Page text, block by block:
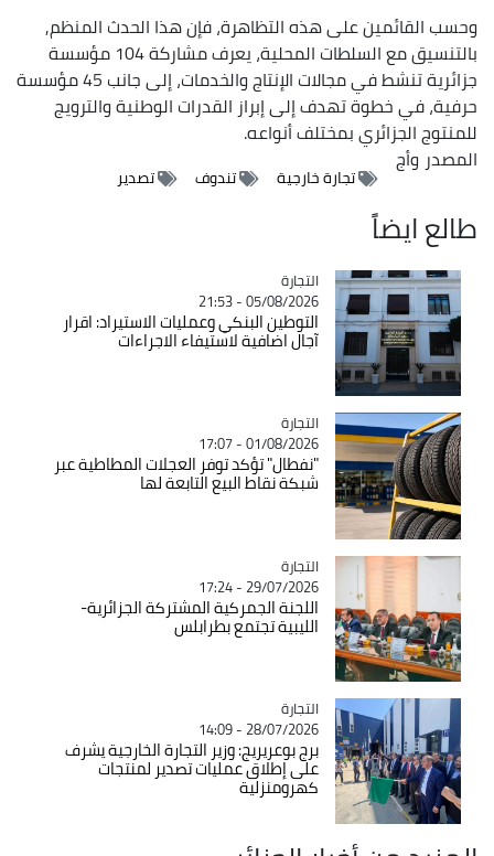
وحسب القائمين على هذه التظاهرة، فإن هذا الحدث المنظم,
بالتنسيق مع السلطات المحلية، يعرف مشاركة 104 مؤسسة
جزائرية تنشط في مجالات الإنتاج والخدمات، إلى جانب 45 مؤسسة
حرفية، في خطوة تهدف إلى إبراز القدرات الوطنية والترويج
للمنتوج الجزائري بمختلف أنواعه.
المصدروأج
تجارة خارجية تندوف تصدير
طالع ايضاً
Catégorie
التجارة
05/08/2026 - 21:53
التوطين البنكي وعمليات الاستيراد: اقرار
آجال اضافية لاستيفاء الاجراءات
Catégorie
التجارة
01/08/2026 - 17:07
"نفطال" تؤكد توفر العجلات المطاطية عبر
شبكة نقاط البيع التابعة لها
Catégorie
التجارة
29/07/2026 - 17:24
اللجنة الجمركية المشتركة الجزائرية-
الليبية تجتمع بطرابلس
Catégorie
التجارة
28/07/2026 - 14:09
برج بوعريريج: وزير التجارة الخارجية يشرف
على إطلاق عمليات تصدير لمنتجات
كهرومنزلية